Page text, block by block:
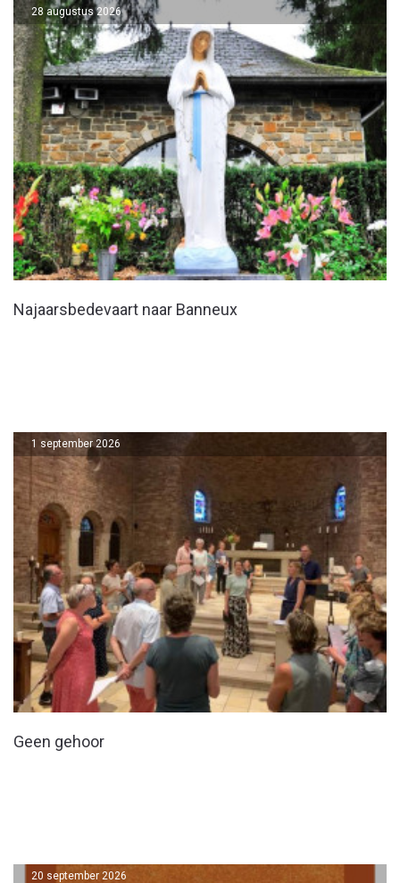
Najaarsbedevaart naar Banneux
28 augustus 2026
Geen gehoor
1 september 2026
20 september 2026